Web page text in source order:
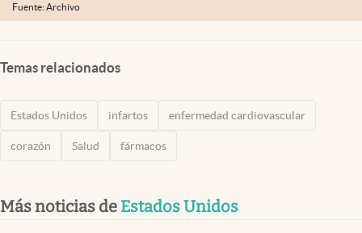
Fuente: Archivo
Temas relacionados
Estados Unidos infartos enfermedad cardiovascular
corazón Salud fármacos
Más noticias de Estados Unidos